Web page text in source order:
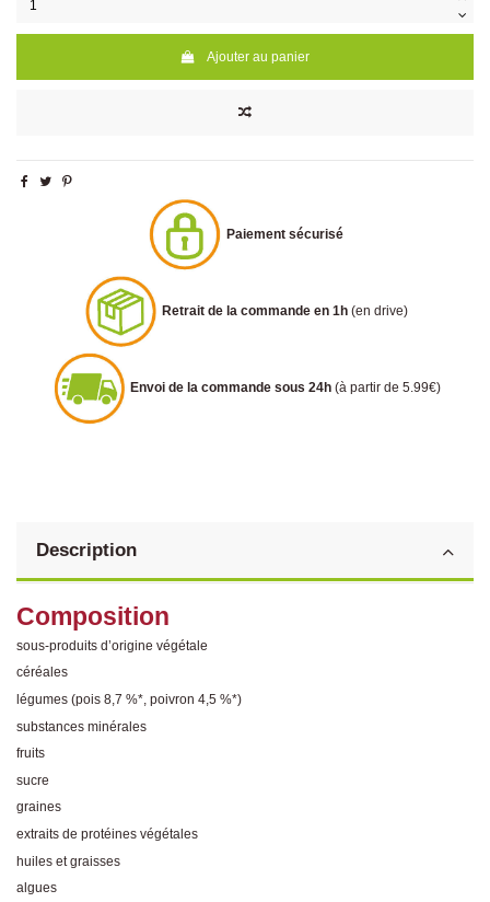
Ajouter au panier
Paiement sécurisé
Retrait de la commande en 1h (en drive)
Envoi de la commande sous 24h (à partir de 5.99€)
Description
Composition
sous-produits d’origine végétale
céréales
légumes (pois 8,7 %*, poivron 4,5 %*)
substances minérales
fruits
sucre
graines
extraits de protéines végétales
huiles et graisses
algues